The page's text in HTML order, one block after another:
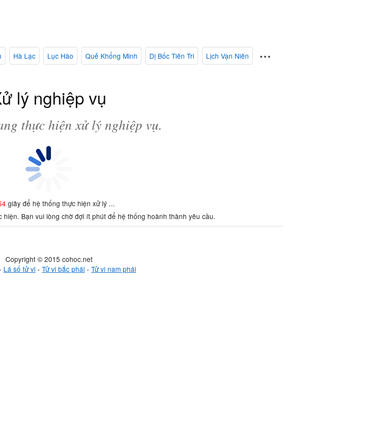
Hà Lạc Lục Hào Quẻ Khổng Minh Dị Bốc Tiên Tri
Lịch Vạn Niên
lý nghiệp vụ
thực hiện xử lý nghiệp vụ.
giây để hệ thống thực hiện xử lý ...
Bạn vui lòng chờ đợi ít phút để hệ thống hoành thành yêu cầu.
Copyright © 2015 cohoc.net
Lá số tử vi - Tử vi bắc phái - Tử vi nam phái